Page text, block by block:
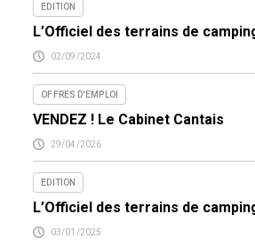
EDITION
L’Officiel des terrains de
02/09/2024
OFFRES D'EMPLOI
VENDEZ ! Le Cabinet Cantais
29/04/2026
EDITION
L’Officiel des terrains de
03/01/2025